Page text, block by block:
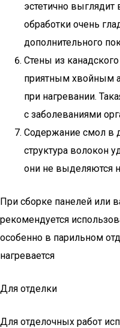
эстетично выглядит
обработки очень
дополнительного
Стены из
приятным хвойным
при нагревании.
с заболеваниями
Содержание смол в
структура волокон
они не выделяются
При сборке панелей или
рекомендуется
особенно в парильном
нагревается
Для отделки
Для отделочных работ